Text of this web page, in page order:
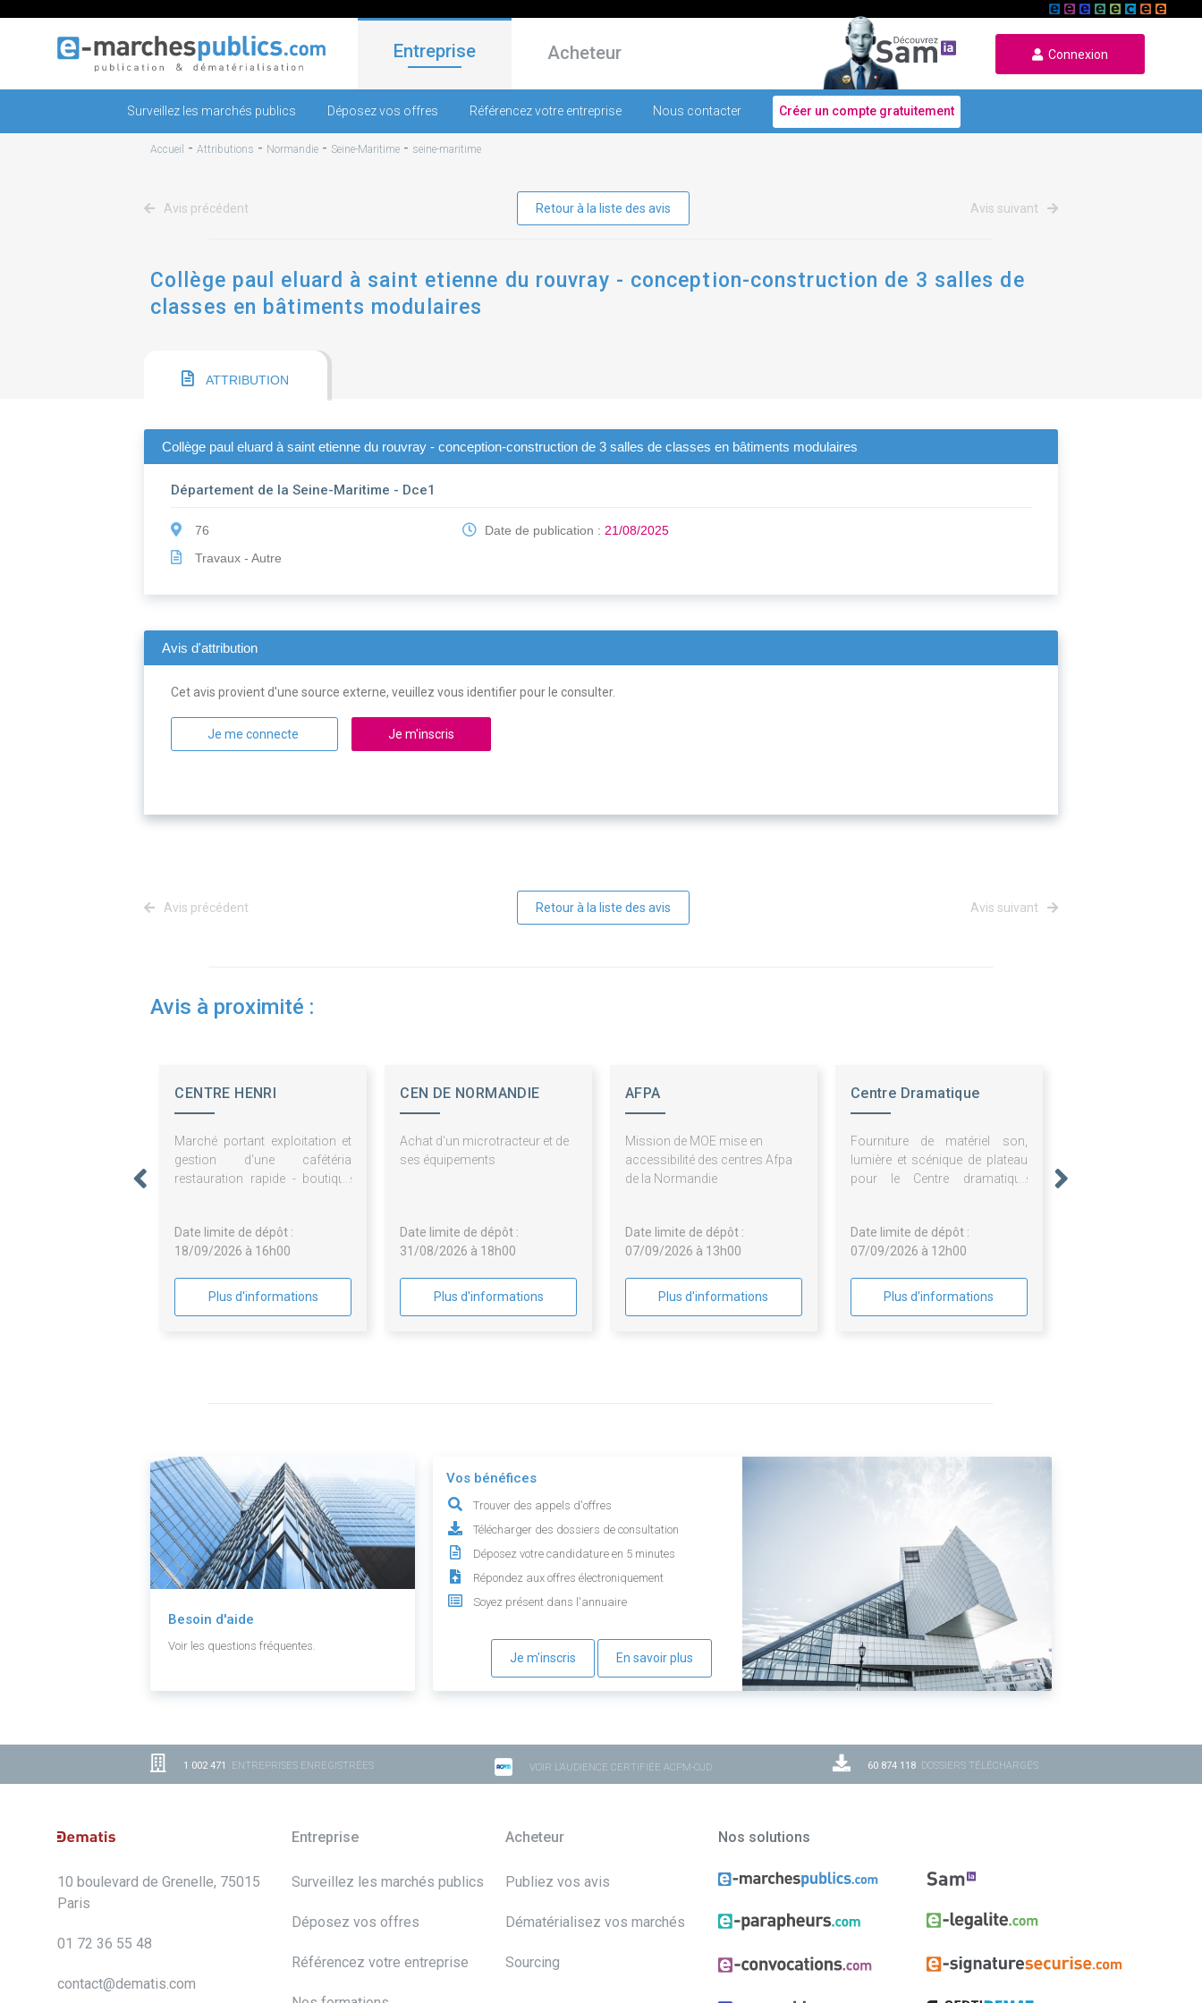
Entreprise Acheteur Connexion
Surveillez les marchés publics Déposez vos offres Référencez votre entreprise Nous contacter Créer un compte gratuitement
Accueil - Attributions - Normandie - Seine-Maritime - seine-maritime
Avis précédent Retour à la liste des avis Avis suivant
Collège paul eluard à saint etienne du rouvray - conception-construction de 3 salles de
classes en bâtiments modulaires
ATTRIBUTION
Collège paul eluard à saint etienne du rouvray - conception-construction de 3 salles de classes en bâtiments modulaires
Département de la Seine-Maritime - Dce1
76
Travaux - Autre
Date de publication :21/08/2025
Avis d'attribution
Cet avis provient d'une source externe, veuillez vous identifier pour le consulter.
Je me connecte Je m'inscris
Avis précédent Retour à la liste des avis Avis suivant
Avis à proximité :
CENTRE HENRI
Marché portant exploitation et
gestion d'une cafétéria
restauration rapide - boutique
confiseries - pauses café -
fontaines à eau - prestations de
Becquerel
Date limite de dépôt :
18/09/2026 à 16h00
Plus d'informations
CEN DE NORMANDIE
Achat d'un microtracteur et de
ses équipements
Date limite de dépôt :
31/08/2026 à 18h00
Plus d'informations
AFPA
Mission de MOE mise en
accessibilité des centres Afpa
de la Normandie
Date limite de dépôt :
07/09/2026 à 13h00
Plus d'informations
Centre Dramatique
Fourniture de matériel son,
lumière et scénique de plateau
pour le Centre dramatique
Date limite de dépôt :
07/09/2026 à 12h00
Plus d'informations
Besoin d'aide
Voir les questions fréquentes.
Vos bénéfices
Trouver des appels d'offres
Télécharger des dossiers de consultation
Déposez votre candidature en 5 minutes
Répondez aux offres électroniquement
Soyez présent dans l'annuaire
Je m'inscris En savoir plus
1 002 471 ENTREPRISES ENREGISTRÉES VOIR L'AUDIENCE CERTIFIÉE ACPM-OJD 60 874 118 DOSSIERS TÉLÉCHARGÉS
10 boulevard de Grenelle, 75015
Paris
01 72 36 55 48
contact@dematis.com
Entreprise
Surveillez les marchés publics
Déposez vos offres
Référencez votre entreprise
Acheteur
Publiez vos avis
Dématérialisez vos marchés
Sourcing
Nos solutions